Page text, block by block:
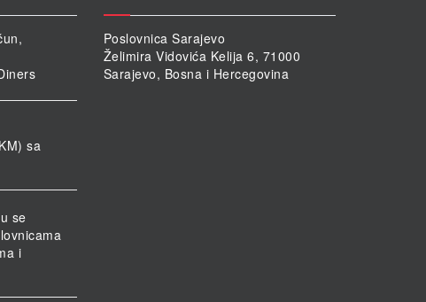
sa
se
i
Poslovnica Sarajevo
Želimira Vidovića Kelija 6, 71000
Sarajevo, Bosna i Hercegovina